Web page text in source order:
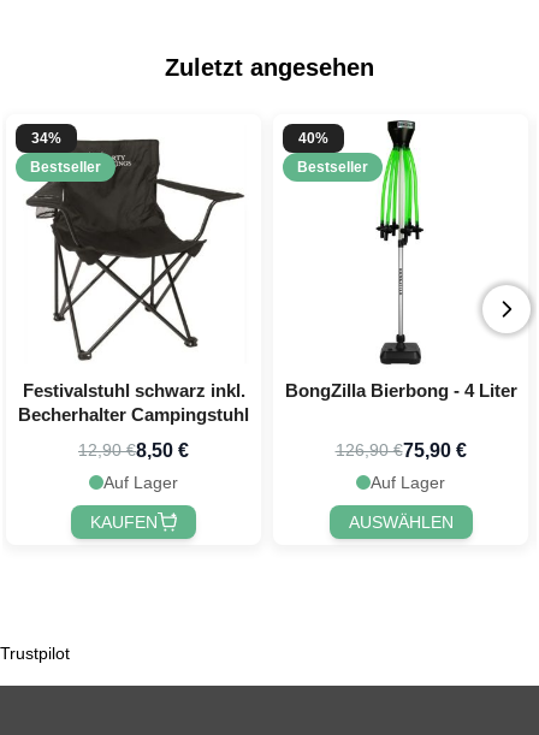
Zuletzt angesehen
34%
Bestseller
Festivalstuhl schwarz inkl.
Becherhalter Campingstuhl
12,90 €8,50 €
Auf Lager
KAUFEN
40%
Bestseller
BongZilla Bierbong - 4 Liter
126,90 €75,90 €
Auf Lager
AUSWÄHLEN
Trustpilot